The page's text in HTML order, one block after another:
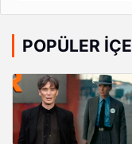
POPÜLER